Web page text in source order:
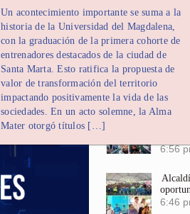
Un acontecimiento importante se suma a la
historia de la Universidad del Magdalena,
con la graduación de la primera cohorte de
entrenadores destacados de la ciudad de
Santa Marta. Esto ratifica la propuesta de
valor de transformación del territorio
impactando positivamente la vida de las
sociedades. En un acto solemne, la Alma
Mater otorgó títulos […]
3:58
3:23
6:56
6:46